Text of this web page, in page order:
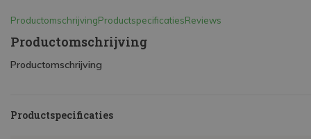
ProductomschrijvingProductspecificatiesReviews
Productomschrijving
Productomschrijving
Productspecificaties